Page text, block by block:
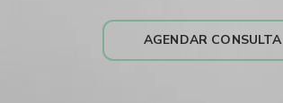
AGENDAR CONSULTA